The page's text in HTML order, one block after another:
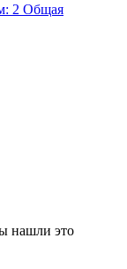
2 Общая
нашли это